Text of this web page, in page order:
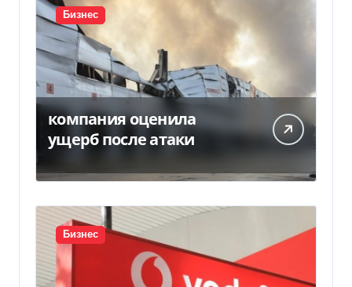
Бизнес
компания оценила
ущерб после атаки
Бизнес